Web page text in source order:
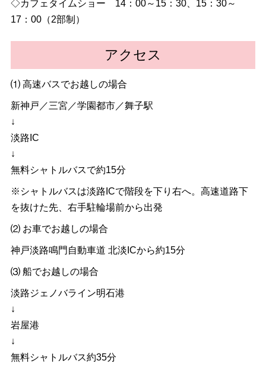
◇カフェタイムショー 14：00～15：30、15：30～
17：00（2部制）
アクセス
⑴ 高速バスでお越しの場合
新神戸／三宮／学園都市／舞子駅
↓
淡路IC
↓
無料シャトルバスで約15分
※シャトルバスは淡路ICで階段を下り右へ。高速道路下
を抜けた先、右手駐輪場前から出発
⑵ お車でお越しの場合
神戸淡路鳴門自動車道 北淡ICから約15分
⑶ 船でお越しの場合
淡路ジェノバライン明石港
↓
岩屋港
↓
無料シャトルバス約35分